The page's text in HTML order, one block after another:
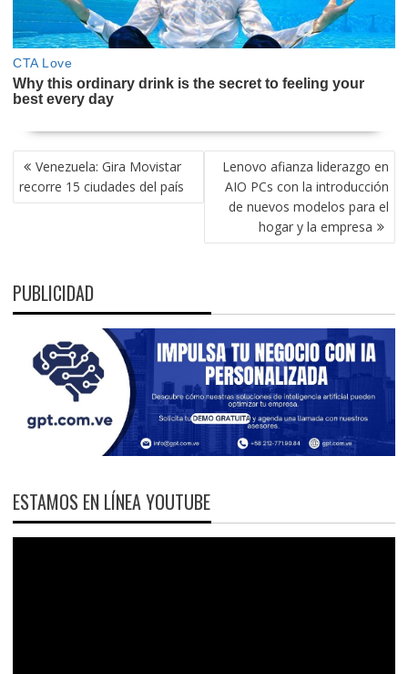
NAVEGACIÓN
DE
ENTRADAS
Venezuela: Gira Movistar
recorre 15 ciudades del país
Lenovo afianza liderazgo en
AIO PCs con la introducción
de nuevos modelos para el
hogar y la empresa
PUBLICIDAD
ESTAMOS EN LÍNEA YOUTUBE